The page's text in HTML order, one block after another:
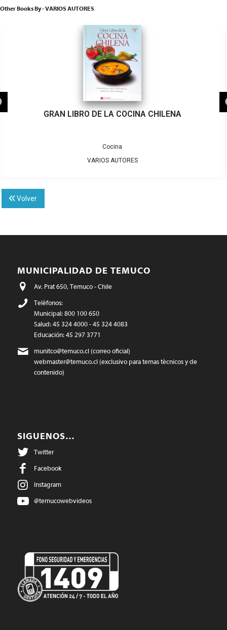
Other Books By - VARIOS AUTORES
GRAN LIBRO DE LA COCINA CHILENA
Cocina
VARIOS AUTORES
Volver
MUNICIPALIDAD DE TEMUCO
Av. Prat 650, Temuco - Chile
Teléfonos:
Municipal: 800 100 650
Salud: 45 324 4000 - 45 324 4083
Educación: 45 297 3771
munitco@temuco.cl(correo oficial)
webmaster@temuco.cl(exclusivo para temas técnicos y de
contenido)
SIGUENOS…
Twitter
Facebook
Instagram
@temucowebvideos